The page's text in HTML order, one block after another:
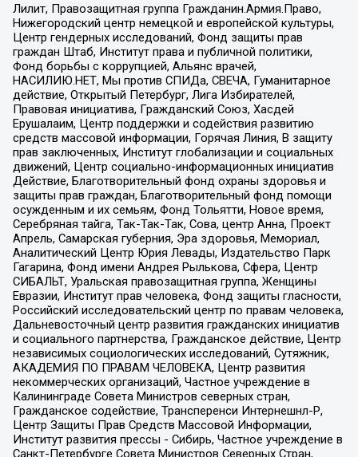
Лилит, Правозащитная группа Гражданин.Армия.Право,
Нижегородский центр немецкой и европейской культуры,
Центр гендерных исследований, Фонд защиты прав
граждан Штаб, Институт права и публичной политики,
Фонд борьбы с коррупцией, Альянс врачей,
НАСИЛИЮ.НЕТ, Мы против СПИДа, СВЕЧА, Гуманитарное
действие, Открытый Петербург, Лига Избирателей,
Правовая инициатива, Гражданский Союз, Хасдей
Ерушалаим, Центр поддержки и содействия развитию
средств массовой информации, Горячая Линия, В защиту
прав заключенных, Институт глобализации и социальных
движений, Центр социально-информационных инициатив
Действие, Благотворительный фонд охраны здоровья и
защиты прав граждан, Благотворительный фонд помощи
осужденным и их семьям, Фонд Тольятти, Новое время,
Серебряная тайга, Так-Так-Так, Сова, центр Анна, Проект
Апрель, Самарская губерния, Эра здоровья, Мемориал,
Аналитический Центр Юрия Левады, Издательство Парк
Гагарина, Фонд имени Андрея Рылькова, Сфера, Центр
СИБАЛЬТ, Уральская правозащитная группа, Женщины
Евразии, Институт прав человека, Фонд защиты гласности,
Российский исследовательский центр по правам человека,
Дальневосточный центр развития гражданских инициатив
и социального партнерства, Гражданское действие, Центр
независимых социологических исследований, Сутяжник,
АКАДЕМИЯ ПО ПРАВАМ ЧЕЛОВЕКА, Центр развития
некоммерческих организаций, Частное учреждение в
Калининграде Совета Министров северных стран,
Гражданское содействие, Трансперенси Интернешнл-Р,
Центр Защиты Прав Средств Массовой Информации,
Институт развития прессы - Сибирь, Частное учреждение в
Санкт-Петербурге Совета Министров Северных Стран,